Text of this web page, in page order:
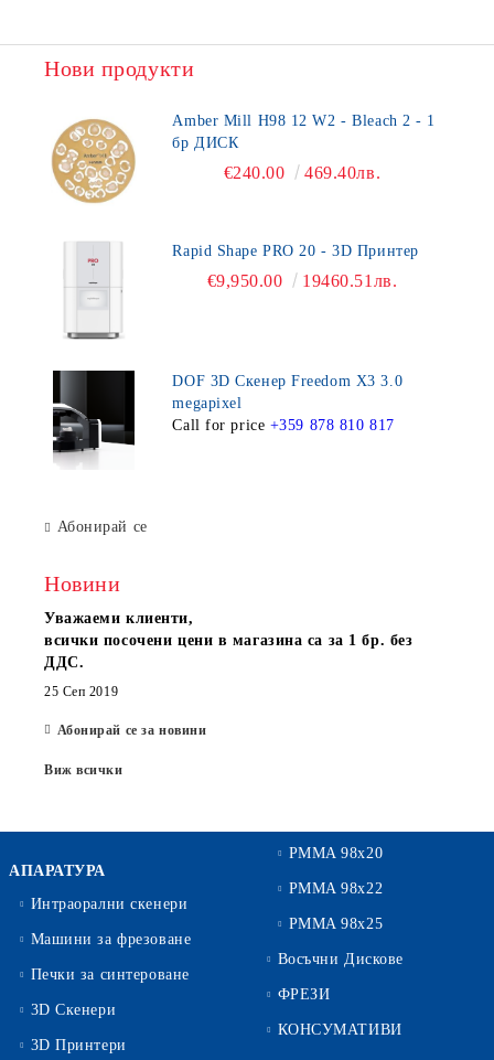
Нови продукти
Amber Mill H98 12 W2 - Bleach 2 - 1
бр ДИСК
€240.00 469.40лв.
Rapid Shape PRO 20 - 3D Принтер
€9,950.00 19460.51лв.
DOF 3D Скенер Freedom X3 3.0
megapixel
Call for price +359 878 810 817
Абонирай се
Новини
Уважаеми клиенти,
всички посочени цени в магазина са за 1 бр. без
ДДС.
25 Сеп 2019
Абонирай се за новини
Виж всички
АПАРАТУРА
Интраорални скенери
Машини за фрезоване
Печки за синтероване
3D Скенери
3D Принтери
PMMA 98x20
PMMA 98x22
PMMA 98x25
Восъчни Дискове
ФРЕЗИ
КОНСУМАТИВИ